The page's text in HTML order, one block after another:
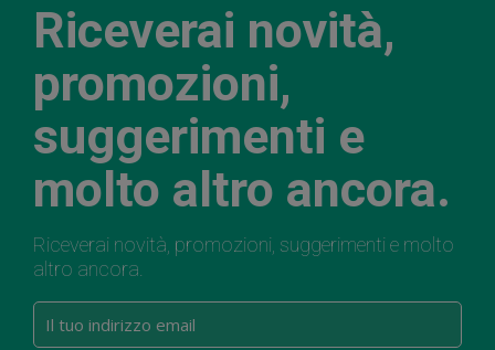
Riceverai novità,
promozioni,
suggerimenti e
molto altro ancora.
Riceverai novità, promozioni, suggerimenti e molto
altro ancora.